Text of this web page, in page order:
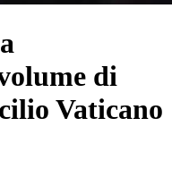
di
Vaticano